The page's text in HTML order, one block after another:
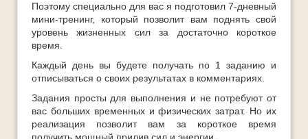
Поэтому специально для вас я подготовил 7-дневный
мини-тренинг, который позволит вам поднять свой
уровень жизненных сил за достаточно короткое
время.
Каждый день вы будете получать по 1 заданию и
отписываться о своих результатах в комментариях.
Задания просты для выполнения и не потребуют от
вас больших временных и физических затрат. Но их
реализация позволит вам за короткое время